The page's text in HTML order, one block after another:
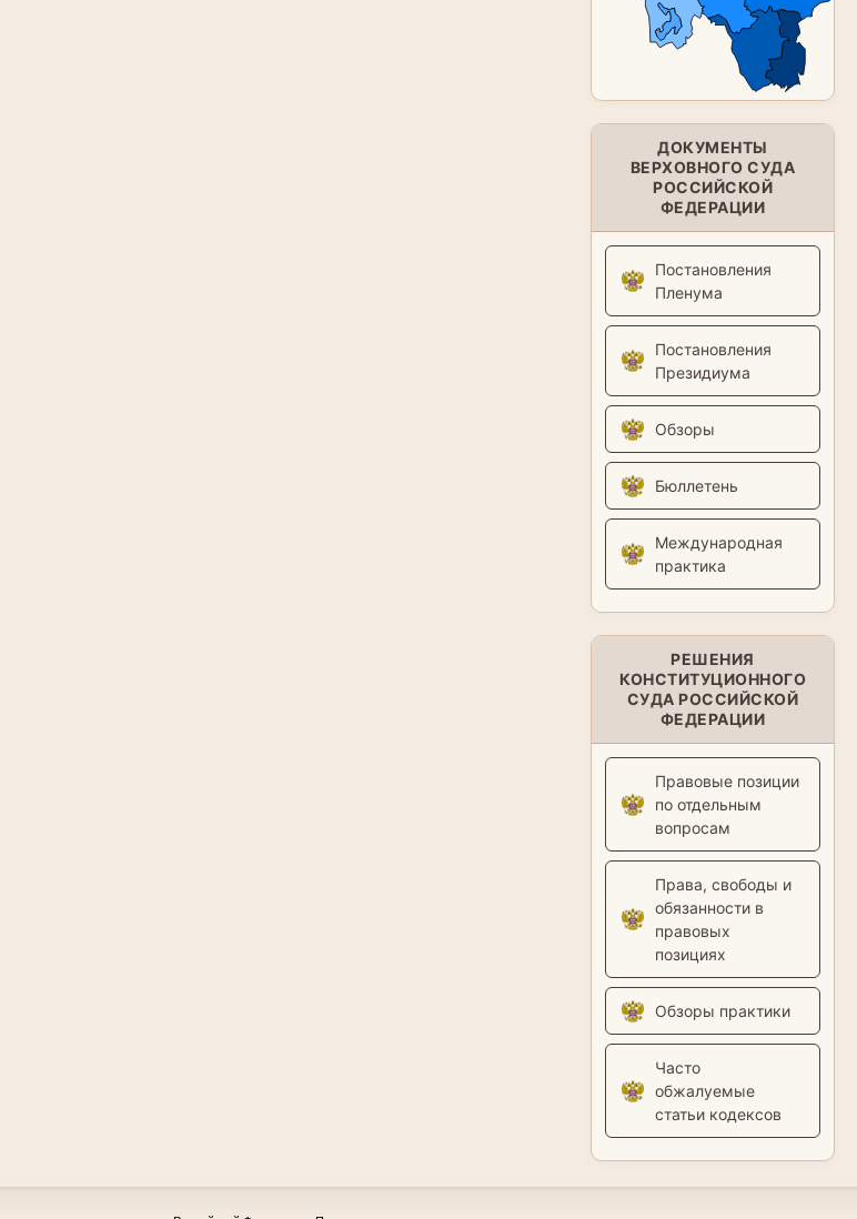
ДОКУМЕНТЫ
ВЕРХОВНОГО СУДА
РОССИЙСКОЙ
ФЕДЕРАЦИИ
Постановления
Пленума
Постановления
Президиума
Обзоры
Бюллетень
Международная
практика
РЕШЕНИЯ
КОНСТИТУЦИОННОГО
СУДА РОССИЙСКОЙ
ФЕДЕРАЦИИ
Правовые позиции
по отдельным
вопросам
Права, свободы и
обязанности в
правовых
позициях
Обзоры практики
Часто
обжалуемые
статьи кодексов